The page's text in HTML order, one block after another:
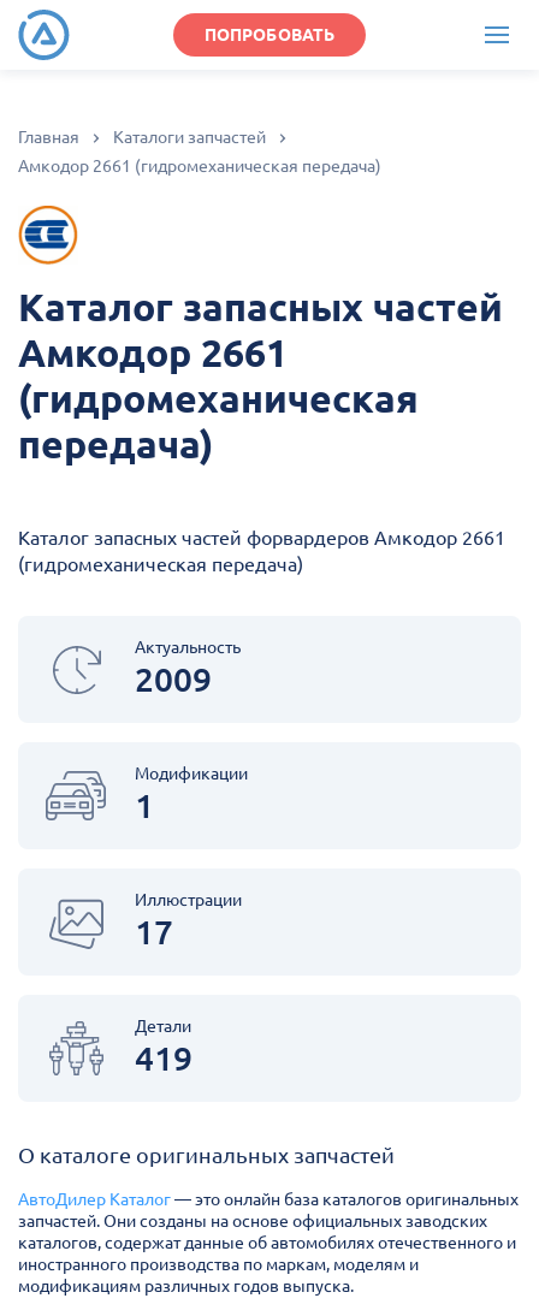
ПОПРОБОВАТЬ
Главная
Каталоги запчастей
Амкодор 2661 (гидромеханическая передача)
Каталог запасных частей
Амкодор 2661
(гидромеханическая
передача)
Каталог запасных частей форвардеров Амкодор 2661
(гидромеханическая передача)
Актуальность
2009
Модификации
1
Иллюстрации
17
Детали
419
О каталоге оригинальных запчастей
АвтоДилер Каталог— это онлайн база каталогов оригинальных
запчастей. Они созданы на основе официальных заводских
каталогов, содержат данные об автомобилях отечественного и
иностранного производства по маркам, моделям и
модификациям различных годов выпуска.